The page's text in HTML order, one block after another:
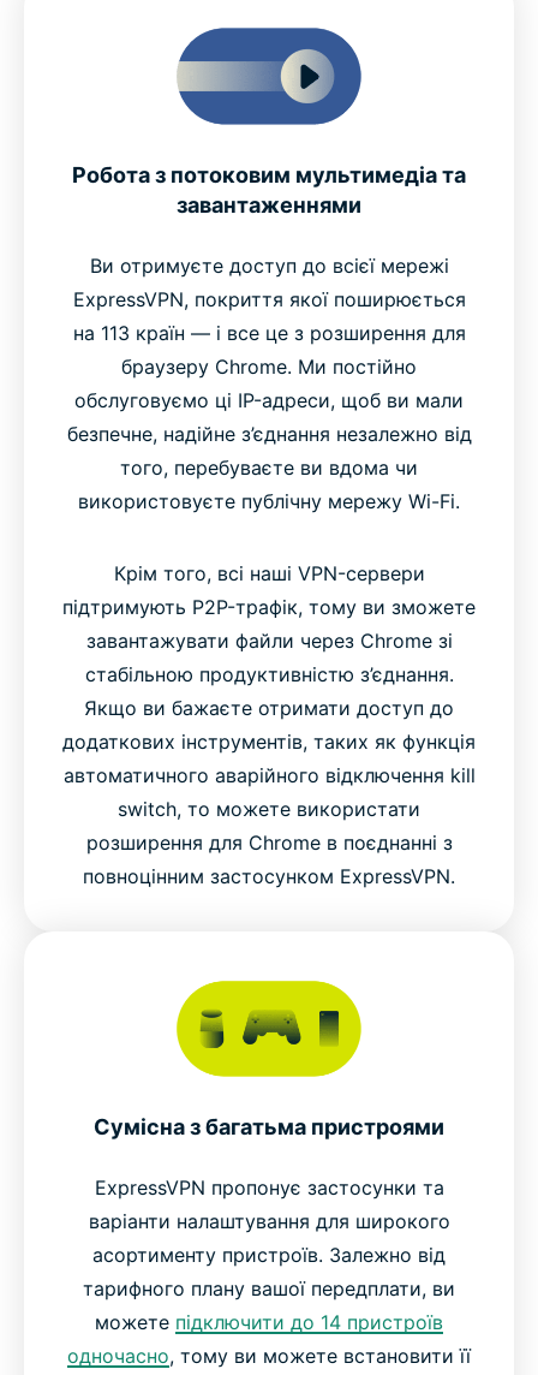
Робота з потоковим мультимедіа та
завантаженнями
Ви отримуєте доступ до всієї мережі
ExpressVPN, покриття якої поширюється
на 113 країн — і все це з розширення для
браузеру Chrome. Ми постійно
обслуговуємо ці IP-адреси, щоб ви мали
безпечне, надійне з’єднання незалежно від
того, перебуваєте ви вдома чи
використовуєте публічну мережу Wi-Fi.
Крім того, всі наші VPN-сервери
підтримують P2P-трафік, тому ви зможете
завантажувати файли через Chrome зі
стабільною продуктивністю з’єднання.
Якщо ви бажаєте отримати доступ до
додаткових інструментів, таких як функція
автоматичного аварійного відключення kill
switch, то можете використати
розширення для Chrome в поєднанні з
повноцінним застосунком ExpressVPN.
Сумісна з багатьма пристроями
ExpressVPN пропонує застосунки та
варіанти налаштування для широкого
асортименту пристроїв. Залежно від
тарифного плану вашої передплати, ви
можете підключити до 14 пристроїв
одночасно, тому ви можете встановити її